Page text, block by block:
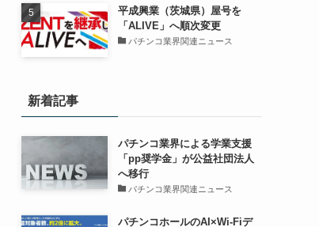
平成興業（茨城県）屋号を
「ALIVE」へ順次変更
パチンコ業界関連ニュース
新着記事
パチンコ業界による学業支援
「pp奨学金」が公益社団法人
へ移行
パチンコ業界関連ニュース
パチンコホールのAI×Wi-Fiデ